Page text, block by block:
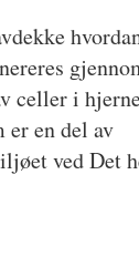
celler i
er en del av
ved Det